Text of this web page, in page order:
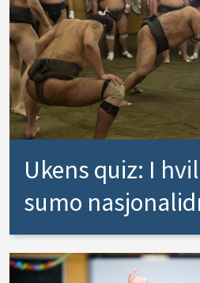
Ukens quiz: I
sumo